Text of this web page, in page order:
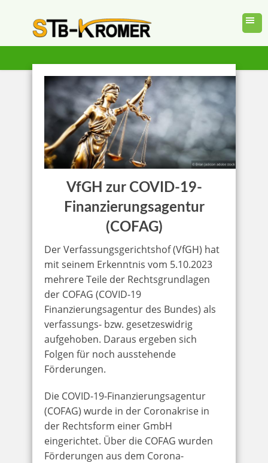
VfGH zur COVID-19-
Finanzierungsagentur
(COFAG)
Der Verfassungsgerichtshof (VfGH) hat
mit seinem Erkenntnis vom 5.10.2023
mehrere Teile der Rechtsgrundlagen
der COFAG (COVID-19
Finanzierungsagentur des Bundes) als
verfassungs- bzw. gesetzeswidrig
aufgehoben. Daraus ergeben sich
Folgen für noch ausstehende
Förderungen.
Die COVID-19-Finanzierungsagentur
(COFAG) wurde in der Coronakrise in
der Rechtsform einer GmbH
eingerichtet. Über die COFAG wurden
Förderungen aus dem Corona-